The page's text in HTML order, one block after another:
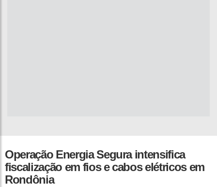
Operação Energia Segura intensifica
fiscalização em fios e cabos elétricos em
Rondônia